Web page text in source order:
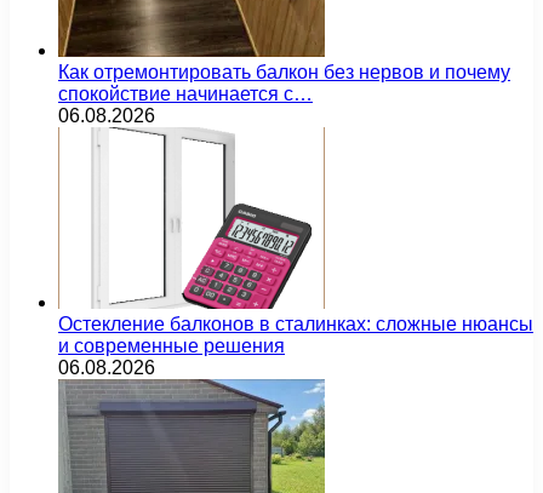
Как отремонтировать балкон без нервов и почему
спокойствие начинается с…
06.08.2026
Остекление балконов в сталинках: сложные нюансы
и современные решения
06.08.2026